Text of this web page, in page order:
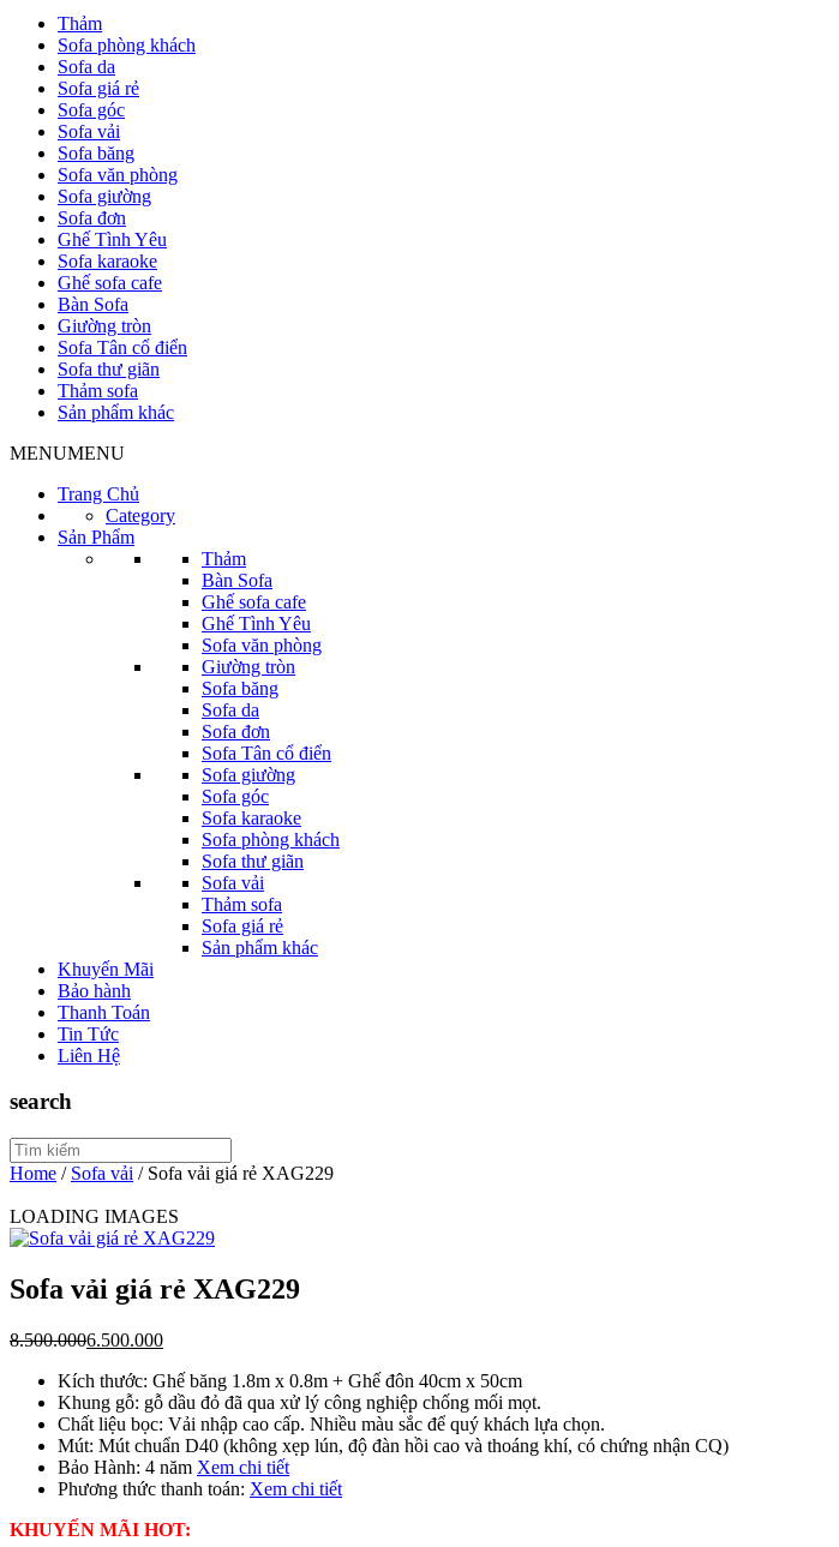
Thảm
Sofa phòng khách
Sofa da
Sofa giá rẻ
Sofa góc
Sofa vải
Sofa băng
Sofa văn phòng
Sofa giường
Sofa đơn
Ghế Tình Yêu
Sofa karaoke
Ghế sofa cafe
Bàn Sofa
Giường tròn
Sofa Tân cổ điển
Sofa thư giãn
Thảm sofa
Sản phẩm khác
MENUMENU
Trang Chủ
Category
Sản Phẩm
Thảm
Bàn Sofa
Ghế sofa cafe
Ghế Tình Yêu
Sofa văn phòng
Giường tròn
Sofa băng
Sofa da
Sofa đơn
Sofa Tân cổ điển
Sofa giường
Sofa góc
Sofa karaoke
Sofa phòng khách
Sofa thư giãn
Sofa vải
Thảm sofa
Sofa giá rẻ
Sản phẩm khác
Khuyến Mãi
Bảo hành
Thanh Toán
Tin Tức
Liên Hệ
search
Home / Sofa vải / Sofa vải giá rẻ XAG229
LOADING IMAGES
Sofa vải giá rẻ XAG229
8.500.0006.500.000
Kích thước: Ghế băng 1.8m x 0.8m + Ghế đôn 40cm x 50cm
Khung gỗ: gỗ dầu đỏ đã qua xử lý công nghiệp chống mối mọt.
Chất liệu bọc: Vải nhập cao cấp. Nhiều màu sắc để quý khách lựa chọn.
Mút: Mút chuẩn D40 (không xẹp lún, độ đàn hồi cao và thoáng khí, có chứng nhận CQ)
Bảo Hành: 4 năm Xem chi tiết
Phương thức thanh toán: Xem chi tiết
KHUYẾN MÃI HOT: